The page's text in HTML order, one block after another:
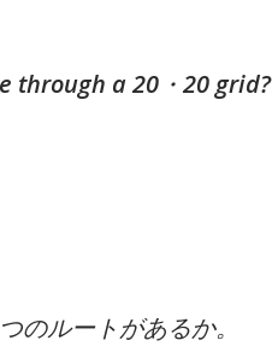
through a 20・20 grid?
のルートがあるか。